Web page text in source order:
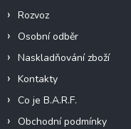
Rozvoz
Osobní odběr
Naskladňování zboží
Kontakty
Co je B.A.R.F.
Obchodní podmínky